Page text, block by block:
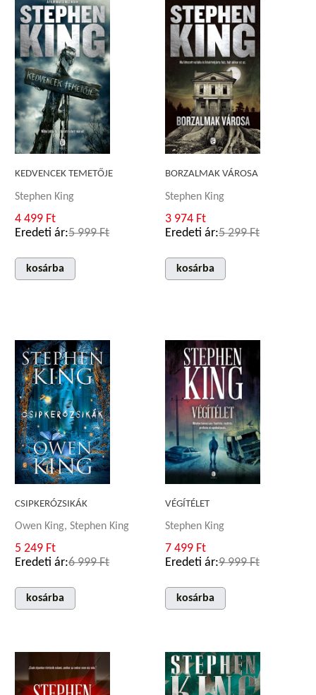
KEDVENCEK TEMETŐJE
Stephen King
4 499 Ft
Eredeti ár:5 999 Ft
kosárba
BORZALMAK VÁROSA
Stephen King
3 974 Ft
Eredeti ár:5 299 Ft
kosárba
CSIPKERÓZSIKÁK
Owen King, Stephen King
5 249 Ft
Eredeti ár:6 999 Ft
kosárba
VÉGÍTÉLET
Stephen King
7 499 Ft
Eredeti ár:9 999 Ft
kosárba